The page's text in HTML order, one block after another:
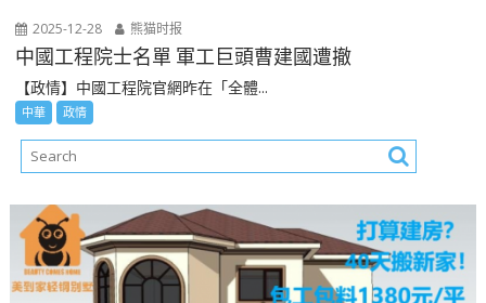
2025-12-28 熊猫时报
中國工程院士名單 軍工巨頭曹建國遭撤
【政情】中國工程院官網昨在「全體...
中華 政情